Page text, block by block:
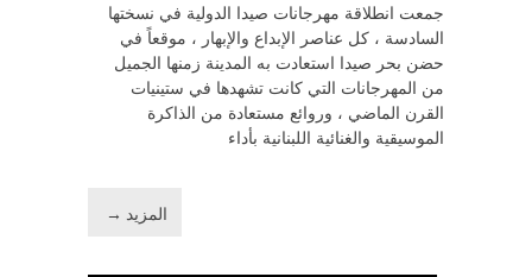
جمعت انطلاقة مهرجانات صيدا الدولية في نسختها
السادسة ، كل عناصر الإبداع والإبهار ، موقعاً في
حضن بحر صيدا استعادت به المدينة زمنها الجميل
من المهرجانات التي كانت تشهدها في ستينيات
القرن الماضي ، وروائع مستعادة من الذاكرة
الموسيقية والغنائية اللبنانية بأداء
المزيد →